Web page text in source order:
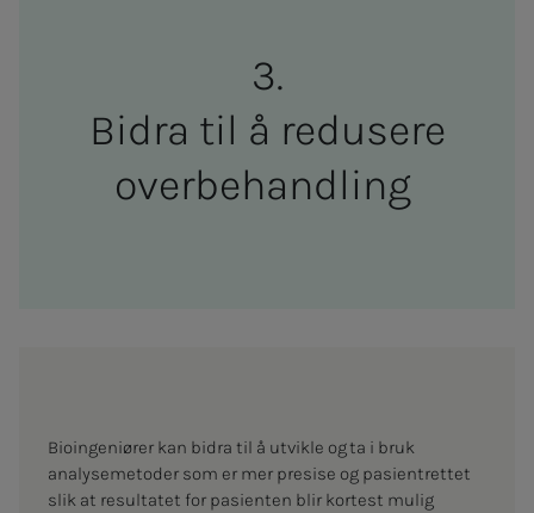
Bi­d­ra til å re­­­du­­­se­­­re
over­­­­­be­hand­­­ling
Bioingeniører kan bidra til å utvikle og ta i bruk
analysemetoder som er mer presise og pasientrettet
slik at resultatet for pasienten blir kortest mulig